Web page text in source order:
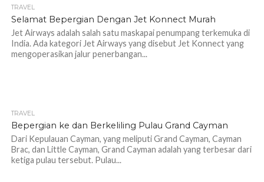
TRAVEL
Selamat Bepergian Dengan Jet Konnect Murah
Jet Airways adalah salah satu maskapai penumpang terkemuka di
India. Ada kategori Jet Airways yang disebut Jet Konnect yang
mengoperasikan jalur penerbangan...
TRAVEL
Bepergian ke dan Berkeliling Pulau Grand Cayman
Dari Kepulauan Cayman, yang meliputi Grand Cayman, Cayman
Brac, dan Little Cayman, Grand Cayman adalah yang terbesar dari
ketiga pulau tersebut. Pulau...